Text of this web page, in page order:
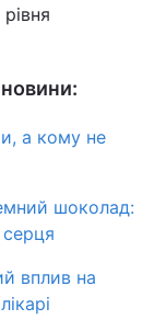
а кому не
шоколад:
вплив на